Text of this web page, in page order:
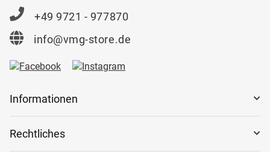
+49 9721 - 977870
info@vmg-store.de
Informationen
Rechtliches